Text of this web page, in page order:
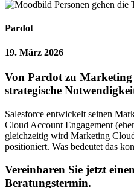
Pardot
19. März 2026
Von Pardot zu
strategische
Salesforce entwickelt seinen
Cloud Account Engagement
gleichzeitig wird Marketing
positioniert. Was bedeutet das
Vereinbaren Sie jetzt
Beratungstermin.